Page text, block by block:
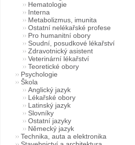
Hematologie
Interna
Metabolizmus, imunita
Ostatní nelékařské profese
Pro humanitní obory
Soudní, posudkové lékařství
Zdravotnický asistent
Veterinární lékařství
Teoretické obory
Psychologie
Škola
Anglický jazyk
Lékařské obory
Latinský jazyk
Slovníky
Ostatní jazyky
Německý jazyk
Technika, auta a elektronika